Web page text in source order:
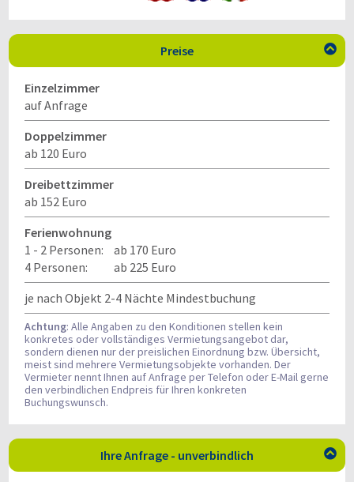
Preise 
Einzelzimmer
auf Anfrage
Doppelzimmer
ab 120 Euro
Dreibettzimmer
ab 152 Euro
Ferienwohnung
1 - 2 Personen:
ab 170 Euro
4 Personen:
ab 225 Euro
je nach Objekt 2-4 Nächte Mindestbuchung
Achtung: Alle Angaben zu den Konditionen stellen kein
konkretes oder vollständiges Vermietungsangebot dar,
sondern dienen nur der preislichen Einordnung bzw. Übersicht,
meist sind mehrere Vermietungsobjekte vorhanden. Der
Vermieter nennt Ihnen auf Anfrage per Telefon oder E-Mail gerne
den verbindlichen Endpreis für Ihren konkreten
Buchungswunsch.
Ihre Anfrage - unverbindlich 